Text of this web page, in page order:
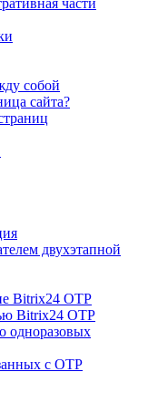
части
собой
сайта?
двухэтапной
Bitrix24 OTP
Bitrix24 OTP
одноразовых
с OTP